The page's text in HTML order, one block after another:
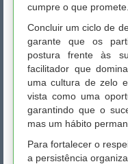
cumpre o que promete.
Concluir um ciclo de
garante que os
postura frente às
facilitador que
uma cultura de zelo
vista como uma
garantindo que o
mas um hábito
Para fortalecer o
a persistência